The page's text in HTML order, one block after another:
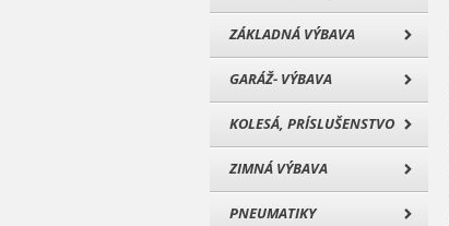
ZÁKLADNÁ VÝBAVA
GARÁŽ- VÝBAVA
KOLESÁ, PRÍSLUŠENSTVO
ZIMNÁ VÝBAVA
PNEUMATIKY